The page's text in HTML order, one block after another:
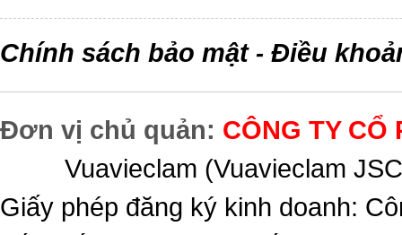
Chính sách bảo mật- Điều
Đơn vị chủ quản: CÔNG TY CỔ
Vuavieclam (Vuavieclam
Giấy phép đăng ký kinh doanh: